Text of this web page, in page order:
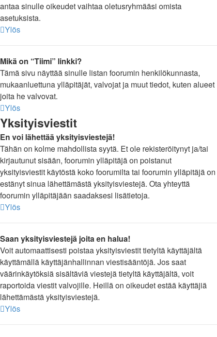
antaa sinulle oikeudet vaihtaa oletusryhmääsi omista
asetuksista.
Ylös
Mikä on “Tiimi” linkki?
Tämä sivu näyttää sinulle listan foorumin henkilökunnasta,
mukaanluettuna ylläpitäjät, valvojat ja muut tiedot, kuten alueet
joita he valvovat.
Ylös
Yksityisviestit
En voi lähettää yksityisviestejä!
Tähän on kolme mahdollista syytä. Et ole rekisteröitynyt ja/tai
kirjautunut sisään, foorumin ylläpitäjä on poistanut
yksityisviestit käytöstä koko foorumilta tai foorumin ylläpitäjä on
estänyt sinua lähettämästä yksityisviestejä. Ota yhteyttä
foorumin ylläpitäjään saadaksesi lisätietoja.
Ylös
Saan yksityisviestejä joita en halua!
Voit automaattisesti poistaa yksityisviestit tietyltä käyttäjältä
käyttämällä käyttäjänhallinnan viestisääntöjä. Jos saat
väärinkäytöksiä sisältäviä viestejä tietyltä käyttäjältä, voit
raportoida viestit valvojille. Heillä on oikeudet estää käyttäjiä
lähettämästä yksityisviestejä.
Ylös